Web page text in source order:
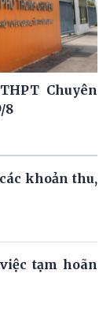
Chuyên
8
khoản thu,
tạm hoãn